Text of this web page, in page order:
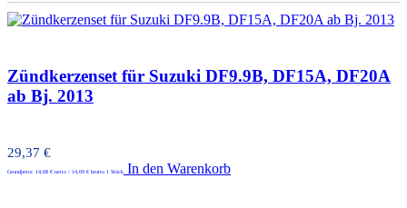
Zündkerzenset für Suzuki DF9.9B, DF15A, DF20A
ab Bj. 2013
29,37 €
Grundpreis: 14,68 € netto / 14,69 € brutto 1 Stück In den Warenkorb